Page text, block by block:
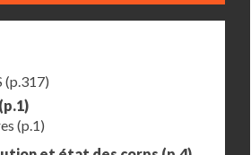
(p.317)
(p.1)
(p.1)